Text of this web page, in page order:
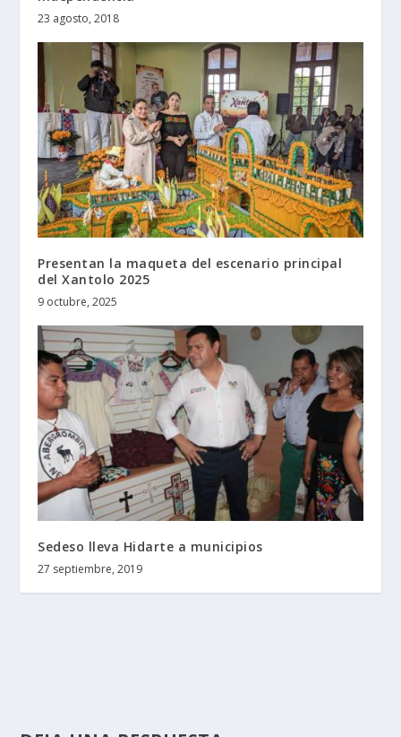
23 agosto, 2018
Presentan la maqueta del escenario principal
del Xantolo 2025
9 octubre, 2025
Sedeso lleva Hidarte a municipios
27 septiembre, 2019